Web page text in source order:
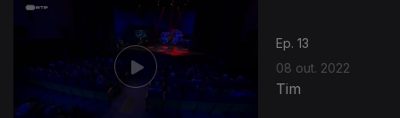
Ep. 13
08 out. 2022
Tim